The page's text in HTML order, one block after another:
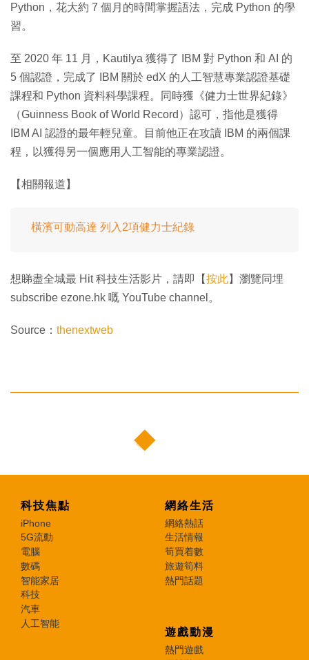
Python，花大約 7 個月的時間掌握語法，完成 Python 的學
習。
至 2020 年 11 月，Kautilya 獲得了 IBM 對 Python 和 AI 的
5 個認證，完成了 IBM 關於 edX 的人工智慧專業認證基礎
課程和 Python 資料科學課程。同時獲《健力士世界紀錄》
（Guinness Book of World Record）認可，指他是獲得
IBM AI 認證的最年輕兒童。目前他正在攻讀 IBM 的兩個課
程，以獲得另一個應用人工智能的專業認證。
【相關報道】
橫濱可動高達 列入2項健力士紀錄
想睇盡全城最 Hit 科技生活影片，請即【按此】瀏覽同埋
subscribe ezone.hk 嘅 YouTube channel。
Source： thenextweb
科技焦點
iPhone
5G流動
電腦
數碼
智能家居
科技
汽車
人工智能
網絡生活
網絡熱話
生活情報
筍買着數
旅遊筍料
熱門話題
遊戲動漫
熱門遊戲